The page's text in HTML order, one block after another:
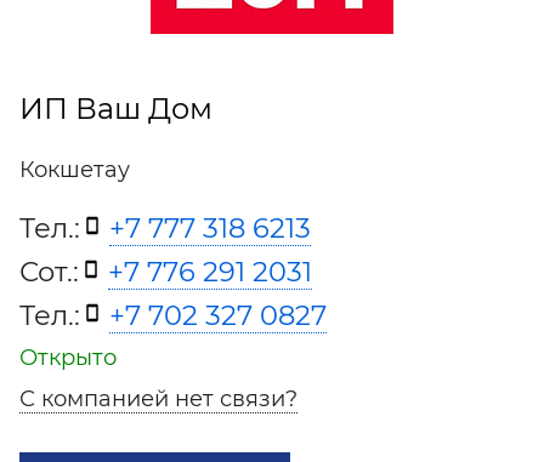
ИП Ваш Дом
Кокшетау
Тел.:
+7 777 318 6213
Сот.:
+7 776 291 2031
Тел.:
+7 702 327 0827
Открыто
С компанией нет связи?